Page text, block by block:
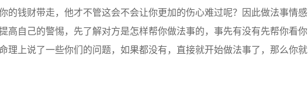
的钱财带走，他才不管这会不会让你更加的伤心难过呢？因此做法事情感
高自己的警惕，先了解对方是怎样帮你做法事的，事先有没有先帮你看你
理上说了一些你们的问题，如果都没有，直接就开始做法事了，那么你就